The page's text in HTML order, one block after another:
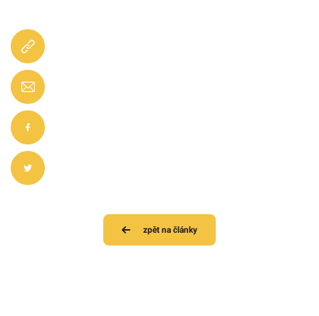
zpět na články